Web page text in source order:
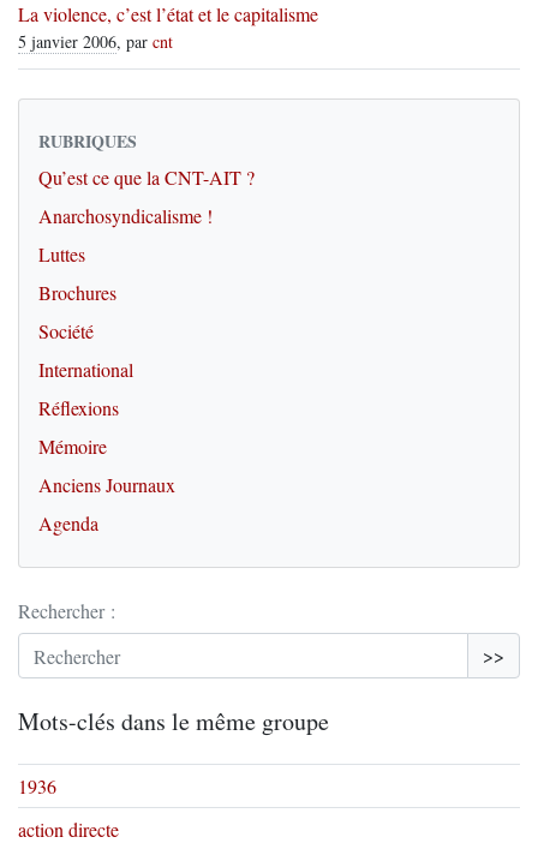
La violence, c’est l’état et le capitalisme
5 janvier 2006, par cnt
RUBRIQUES
Qu’est ce que la CNT-AIT ?
Anarchosyndicalisme !
Luttes
Brochures
Société
International
Réflexions
Mémoire
Anciens Journaux
Agenda
Rechercher :
>>
Mots-clés dans le même groupe
1936
action directe